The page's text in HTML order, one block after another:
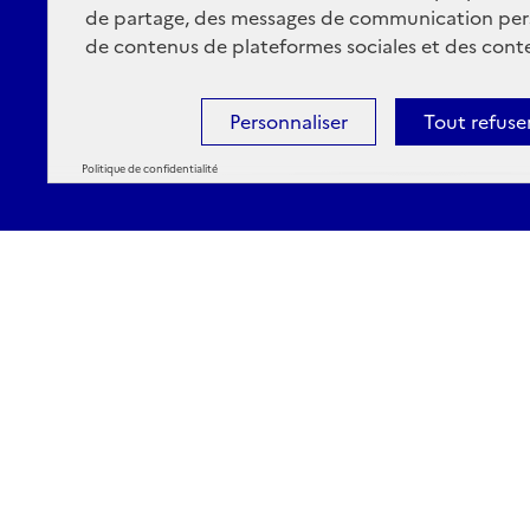
de partage, des messages de communication
de contenus de plateformes sociales et des
Tout
Personnaliser
Politique de confidentialité